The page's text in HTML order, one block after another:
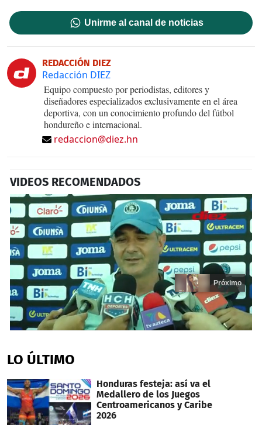
Unirme al canal de noticias
REDACCIÓN DIEZ
Redacción DIEZ
Equipo compuesto por periodistas, editores y
diseñadores especializados exclusivamente en el área
deportiva, con un conocimiento profundo del fútbol
hondureño e internacional.
redaccion@diez.hn
VIDEOS RECOMENDADOS
of
17
Próximo
LO ÚLTIMO
Honduras festeja: así va el
Medallero de los Juegos
Centroamericanos y Caribe
2026